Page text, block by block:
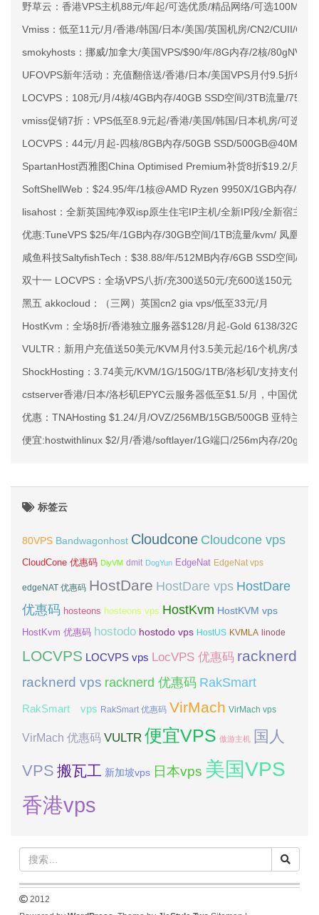
野草云：香港VPS主机88元/年起/可选优质/精品网络/可选100M不
Vmiss：低至11元/月/香港/韩国/日本/美国/英国机房/CN2/CUII/
smokyhosts：挪威/加拿大/美国VPS/$90/年/8G内存/2核/
UFOVPS新年活动：充值翻倍送/香港/日本/美国VPS月付9.5折年
LOCVPS：108元/月/4核/4GB内存/40GB SSD空间/3TB流量/
vmiss促销7折：VPS低至8.9元起/香港/美国/韩国/日本机房/可选
LOCVPS：44元/月起-四核/8GB内存/50GB SSD/
SpartanHost西雅图China Optimised Premium补货8折$19.2/月起
SoftShellWeb：$24.95/年/1核@AMD Ryzen 9950X/1GB内存/
lisahost：全新英国纯净双isp原生住宅IP主机/全新IP段/全新宿主机
优惠:TuneVPS $25/年/1GB内存/30GB空间/1TB流量/kvm/ 凤凰城
咸鱼科技SaltyfishTech：$38.88/年/512MB内存/6GB SSD空间/
双十一 LOCVPS：全场VPS八折/充300送50元/充600送150元
黑五 akkocloud：（三网）英国cn2 gia vps/低至33元/月
HostKvm：全场8折/香港独立服务器$128/月起-Gold 6138/32GB/
VULTR：新用户充值送50美元/KVM月付3.5美元起/16个机房/支持
ShockHosting：3.74美元/KVM/1G/150G/1TB/洛杉矶/支持支付宝&
cstserver香港/日本/洛杉矶EPYC云服务器低至$1.5/月，中国优化
优惠：TNAHosting $1.24/月/OVZ/256MB/15GB/500GB 亚特兰大
便宜:hostwithlinux $2/月/香港/softlayer/1G端口/256m内存/
标签云
80VPS Bandwagonhost Cloudcone Cloudcone vps
CloudCone 优惠码 DiyVM dmit DogYun EdgeNat EdgeNat vps
edgeNAT 优惠码 HostDare HostDare vps HostDare
优惠码 hosteons hosteons vps HostKvm HostKVM vps
HostKvm 优惠码 hostodo hostodo vps HostUS KVMLA linode
LOCVPS LOCVPS vps LocVPS 优惠码 racknerd
racknerd vps racknerd 优惠码 RakSmart
RakSmart vps RakSmart 优惠码 VirMach VirMach vps
VirMach 优惠码 VULTR 便宜VPS 傲游主机
国人
VPS 搬瓦工 新加坡vps 日本vps 美国VPS
香港vps
2012